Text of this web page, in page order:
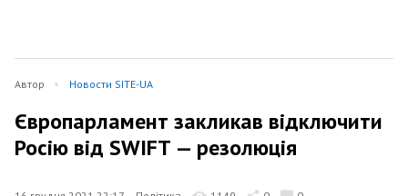
Автор Новости SITE-UA
Європарламент закликав відключити
Росію від SWIFT — резолюція